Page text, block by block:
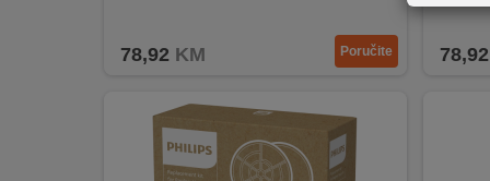
78,92KM Poručite 78,92